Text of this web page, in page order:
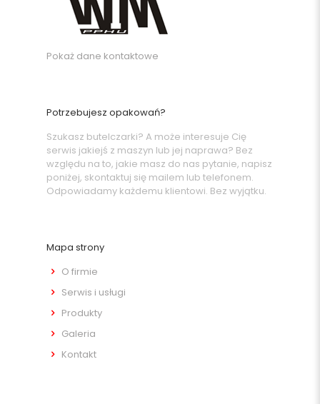
Pokaż dane kontaktowe
Potrzebujesz opakowań?
Szukasz butelczarki? A może interesuje Cię
serwis jakiejś z maszyn lub jej naprawa? Bez
względu na to, jakie masz do nas pytanie, napisz
poniżej, skontaktuj się mailem lub telefonem.
Odpowiadamy każdemu klientowi. Bez wyjątku.
Mapa strony
O firmie
Serwis i usługi
Produkty
Galeria
Kontakt